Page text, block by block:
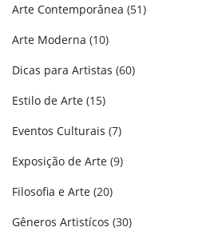
Arte Contemporânea (51)
Arte Moderna (10)
Dicas para Artistas (60)
Estilo de Arte (15)
Eventos Culturais (7)
Exposição de Arte (9)
Filosofia e Arte (20)
Gêneros Artistícos (30)